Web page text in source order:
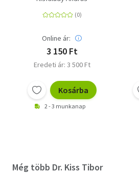
Online ár:
3 150 Ft
Eredeti ár: 3 500 Ft
Kosárba
2 - 3 munkanap
Még több Dr. Kiss Tibor